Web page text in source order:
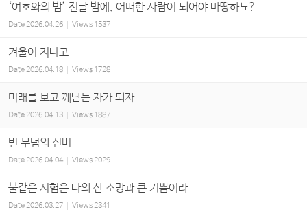
‘여호와의 밤’ 전날 밤에, 어떠한 사람이 되어야 마땅하뇨?
Date2026.04.26 Views 1537
겨울이 지나고
Date2026.04.18 Views 1728
미래를 보고 깨닫는 자가 되자
Date 2026.04.13 Views 1887
빈 무덤의 신비
Date2026.04.04 Views2029
불같은 시험은 나의 산 소망과 큰 기쁨이라
Date2026.03.27 Views2341